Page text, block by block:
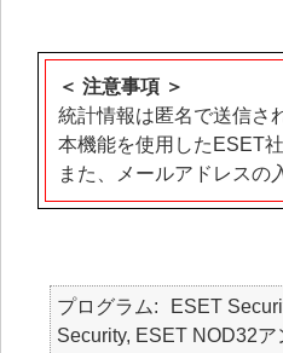
＜ 注意事項 ＞
統計情報は匿名で送信さ
本機能を使用したESET
また、メールアドレスの
プログラム
ESET
Security, ESET NOD32